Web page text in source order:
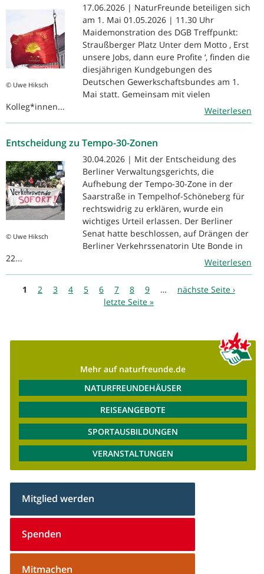
© Uwe Hiksch
17.06.2026 | NaturFreunde beteiligen sich
am 1. Mai 01.05.2026 | 11.30 Uhr
Maidemonstration des DGB Treffpunkt:
Straußberger Platz Unter dem Motto ‚ Erst
unsere Jobs, dann eure Profite ‘, finden die
diesjährigen Kundgebungen des
Deutschen Gewerkschaftsbundes am 1.
Mai statt. Gemeinsam mit vielen
Kolleg*innen...
Weiterlesen
Entscheidung zu Tempo-30-Zonen
© Uwe Hiksch
30.04.2026 | Mit der Entscheidung des
Berliner Verwaltungsgerichts, die
Aufhebung der Tempo-30-Zone in der
Saarstraße in Tempelhof-Schöneberg für
rechtswidrig zu erklären, wurde ein
wichtiges Urteil erlassen. Der Berliner
Senat hatte beschlossen, auf Drängen der
Berliner Verkehrssenatorin Ute Bonde in
22...
Weiterlesen
Seiten
1 2 3 4 5 6 7 8 9 …
nächste Seite ›
letzte Seite »
Mehr auf naturfreunde.de
NATURFREUNDEHÄUSER
REISEANGEBOTE
SPORTAUSBILDUNGEN
VERANSTALTUNGEN
Mitglied werden
Spenden
Mitmachen